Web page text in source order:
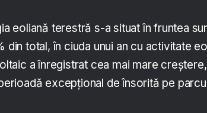
eoliană terestră s-a situat în fruntea
din total, în ciuda unui an cu activitate
a înregistrat cea mai mare
excepțional de însorită pe